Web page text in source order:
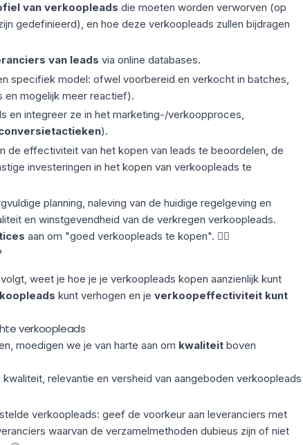
van verkoopleads die moeten worden verworven (op
gedefinieerd), en hoe deze verkoopleads zullen bijdragen
van leads via online databases.
specifiek model: ofwel voorbereid en verkocht in batches,
en mogelijk meer reactief).
en integreer ze in het marketing-/verkoopproces,
).
de effectiviteit van het kopen van leads te beoordelen, de
investeringen in het kopen van verkoopleads te
planning, naleving van de huidige regelgeving en
en winstgevendheid van de verkregen verkoopleads.
aan om "goed verkoopleads te kopen". 👇🏼
weet je hoe je je verkoopleads kopen aanzienlijk kunt
kunt verhogen en je verkoopeffectiviteit kunt
verkoopleads
moedigen we je van harte aan om kwaliteitboven
kwaliteit, relevantie en versheid van aangeboden verkoopleads
verkoopleads: geef de voorkeur aan leveranciers met
waarvan de verzamelmethoden dubieus zijn of niet